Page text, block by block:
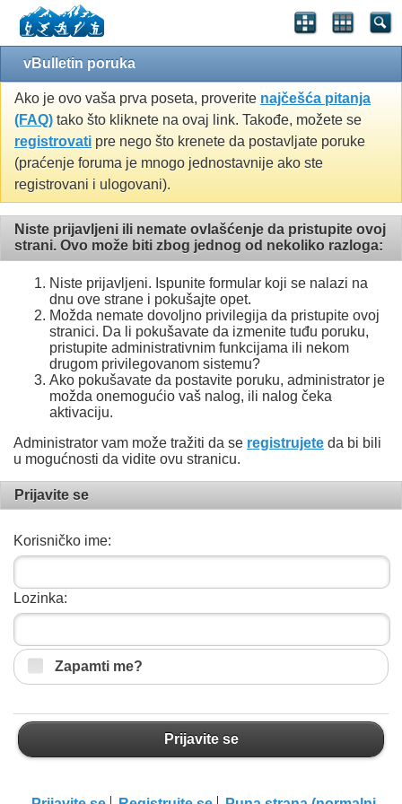
vBulletin poruka
Ako je ovo vaša prva poseta, proverite najčešća pitanja
(FAQ) tako što kliknete na ovaj link. Takođe, možete se
registrovati pre nego što krenete da postavljate poruke
(praćenje foruma je mnogo jednostavnije ako ste
registrovani i ulogovani).
Niste prijavljeni ili nemate ovlašćenje da pristupite ovoj
strani. Ovo može biti zbog jednog od nekoliko razloga:
Niste prijavljeni. Ispunite formular koji se nalazi na
dnu ove strane i pokušajte opet.
Možda nemate dovoljno privilegija da pristupite ovoj
stranici. Da li pokušavate da izmenite tuđu poruku,
pristupite administrativnim funkcijama ili nekom
drugom privilegovanom sistemu?
Ako pokušavate da postavite poruku, administrator je
možda onemogućio vaš nalog, ili nalog čeka
aktivaciju.
Administrator vam može tražiti da se registrujete da bi bili
u mogućnosti da vidite ovu stranicu.
Prijavite se
Korisničko ime:
Lozinka:
Zapamti me?
Prijavite se